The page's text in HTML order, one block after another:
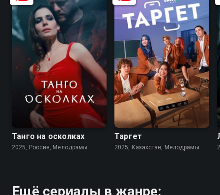
7.1 6.0
Танго на осколках
2025, Россия, Мелодрамы
7.4 5.2
Таргет
2025, Казахстан, Мелодрамы
Ещё сериалы в жанре: